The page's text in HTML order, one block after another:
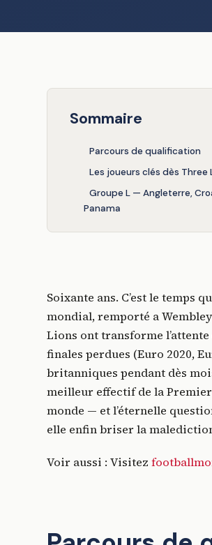
Sommaire
Parcours de qualification
Les joueurs clés dès Three
Groupe L — Angleterre,
Panama
Soixante ans. C’est le temps
mondial, remporté a Wembley
Lions ont transforme
finales perdues (Euro 2020,
britanniques pendant dès
meilleur effectif de la
monde — et l’éternelle
elle enfin briser la
Voir aussi : Visitez